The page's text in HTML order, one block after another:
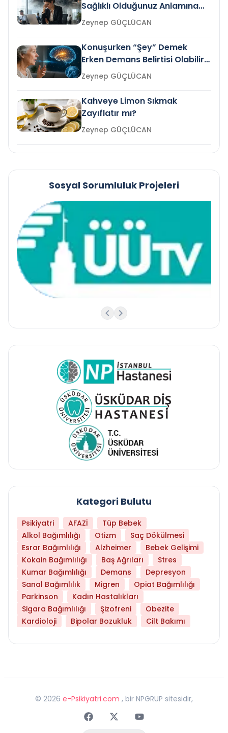
Sağlıklı Olduğunuz Anlamına
Gelir mi?Zeynep GÜÇLÜCAN
Konuşurken “Şey” Demek
Erken Demans Belirtisi Olabilir
mi?
Zeynep GÜÇLÜCAN
Kahveye Limon Sıkmak
Zayıflatır mı?
Zeynep GÜÇLÜCAN
Sosyal Sorumluluk Projeleri
Kategori Bulutu
Psikiyatri AFAZİ
Tüp Bebek
Alkol Bağımlılığı
Otizm
Saç Dökülmesi
Esrar Bağımlılığı
Alzheimer
Bebek Gelişimi
Kokain Bağımlılığı
Baş Ağrıları
Stres
Kumar Bağımlılığı
Demans
Depresyon
Sanal Bağımlılık
Migren
Opiat Bağımlılığı
Parkinson
Kadın Hastalıkları
Sigara Bağımlılığı
Şizofreni
Obezite
Kardioloji
Bipolar Bozukluk Cilt Bakımı
© 2026 e-Psikiyatri.com , bir NPGRUP sitesidir,
FaceebokTwitterYoutube